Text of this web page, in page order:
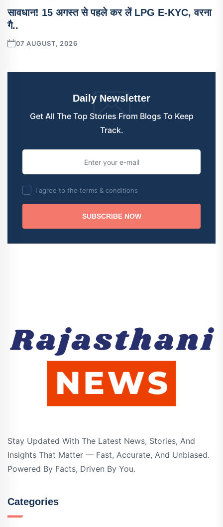
सावधान! 15 अगस्त से पहले कर लें LPG E-KYC, वरना
गै..
07 AUGUST, 2026
Daily Newsletter
Get All The Top Stories From Blogs To Keep
Track.
I agree to the terms & conditions
SUBSCRIBE NOW
Stay Updated With The Latest News, Stories, And
Insights That Matter — Fast, Accurate, And Unbiased.
Powered By Facts, Driven By You.
Categories